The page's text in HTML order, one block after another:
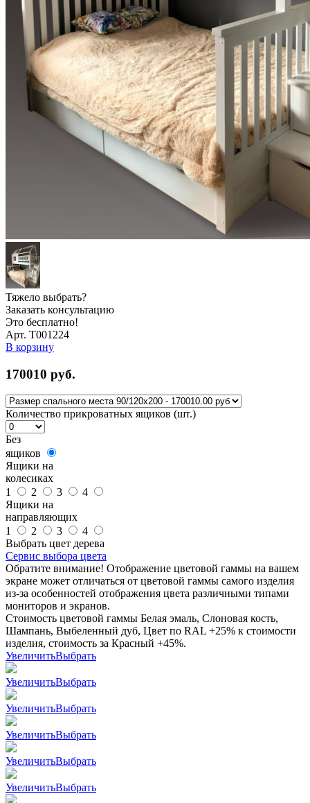
Тяжело выбрать?
Заказать консультацию
Это бесплатно!
Арт. Т001224
В корзину
170010 руб.
Количество прикроватных ящиков (шт.)
Без
ящиков
Ящики на
колесиках
1
2 3
4
Ящики на
направляющих
1
2 3
4
Выбрать цвет дерева
Сервис выбора цвета
Обратите внимание! Отображение цветовой гаммы на вашем
экране может отличаться от цветовой гаммы самого изделия
из-за особенностей отображения цвета различными типами
мониторов и экранов.
Стоимость цветовой гаммы Белая эмаль, Слоновая кость,
Шампань, Выбеленный дуб, Цвет по RAL +25% к стоимости
изделия, стоимость за Красный +45%.
УвеличитьВыбрать
УвеличитьВыбрать
УвеличитьВыбрать
УвеличитьВыбрать
УвеличитьВыбрать
УвеличитьВыбрать